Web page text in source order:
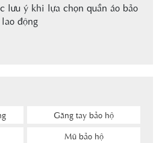
lưu ý khi lựa chọn quần áo bảo
động
Găng tay bảo hộ
Mũ bảo hộ